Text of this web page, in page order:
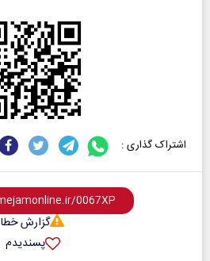
اشتراک گذاری :
گزارش خطا
پسندیدم